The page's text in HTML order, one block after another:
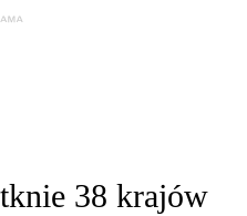
38 krajów